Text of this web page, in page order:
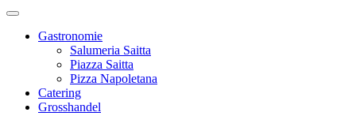
Gastronomie
Salumeria Saitta
Piazza Saitta
Pizza Napoletana
Catering
Grosshandel